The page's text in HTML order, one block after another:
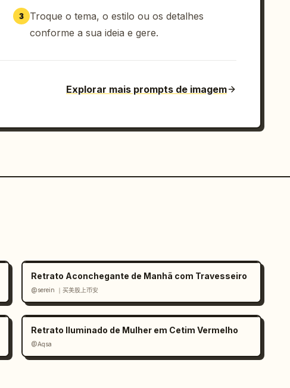
3
Troque o tema, o estilo ou os detalhes
conforme a sua ideia e gere.
Explorar mais prompts de imagem
Retrato Aconchegante de Manhã com Travesseiro
@serein ｜买美股上币安
Retrato Iluminado de Mulher em Cetim Vermelho
@Aqsa